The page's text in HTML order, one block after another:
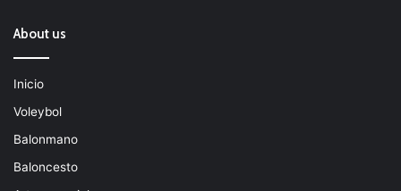
About us
Inicio
Voleybol
Balonmano
Baloncesto